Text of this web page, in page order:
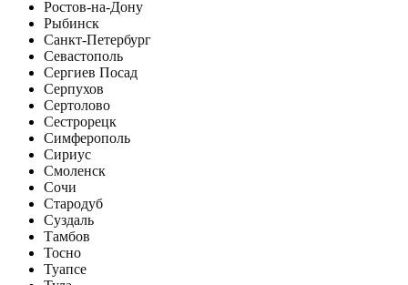
Ростов-на-Дону
Рыбинск
Санкт-Петербург
Севастополь
Сергиев Посад
Серпухов
Сертолово
Сестрорецк
Симферополь
Сириус
Смоленск
Сочи
Стародуб
Суздаль
Тамбов
Тосно
Туапсе